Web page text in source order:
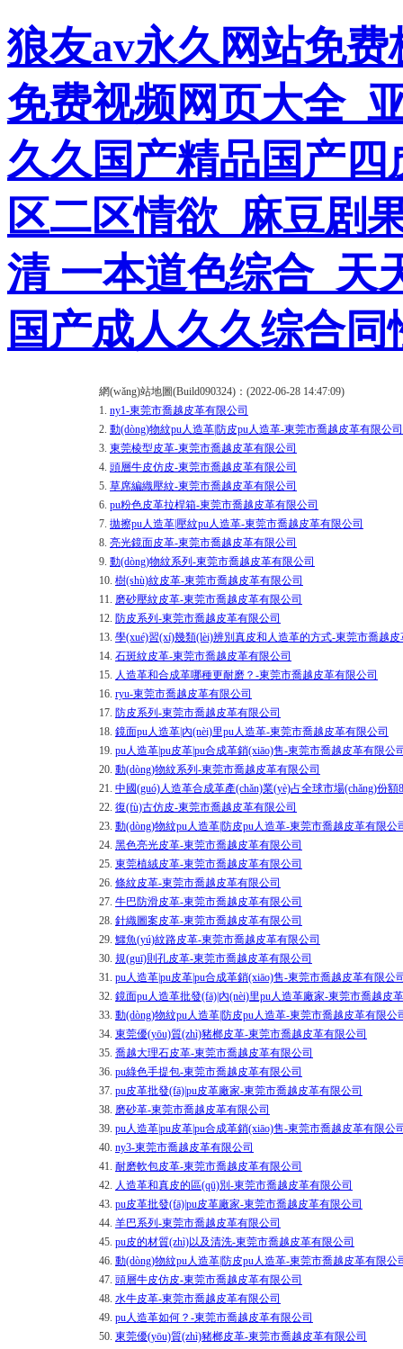
狼友av永久网站免
免费视频网页大全_
久久国产精品国产
区二区情欲_麻豆剧
清 一本道色综合_天
国产成人久久综合
網(wǎng)站地圖(Build090324)：(2022-06-28 14:47:09)
1. ny1-東莞市喬越皮革有限公司
2. 動(dòng)物紋pu人造革|防皮pu人造革-東莞市喬越皮革有限公司
3. 東莞棱型皮革-東莞市喬越皮革有限公司
4. 頭層牛皮仿皮-東莞市喬越皮革有限公司
5. 草席編織壓紋-東莞市喬越皮革有限公司
6. pu粉色皮革拉桿箱-東莞市喬越皮革有限公司
7. 拋擦pu人造革|壓紋pu人造革-東莞市喬越皮革有限公司
8. 亮光鏡面皮革-東莞市喬越皮革有限公司
9. 動(dòng)物紋系列-東莞市喬越皮革有限公司
10. 樹(shù)紋皮革-東莞市喬越皮革有限公司
11. 磨砂壓紋皮革-東莞市喬越皮革有限公司
12. 防皮系列-東莞市喬越皮革有限公司
13. 學(xué)習(xí)幾類(lèi)辨別真皮和人造革的方式-東莞市喬越
14. 石斑紋皮革-東莞市喬越皮革有限公司
15. 人造革和合成革哪種更耐磨？-東莞市喬越皮革有限公司
16. ryu-東莞市喬越皮革有限公司
17. 防皮系列-東莞市喬越皮革有限公司
18. 鏡面pu人造革|內(nèi)里pu人造革-東莞市喬越皮革有限公司
19. pu人造革|pu皮革|pu合成革銷(xiāo)售-東莞市喬越皮革有限公
20. 動(dòng)物紋系列-東莞市喬越皮革有限公司
21. 中國(guó)人造革合成革產(chǎn)業(yè)占全球市場(chǎng)份
22. 復(fù)古仿皮-東莞市喬越皮革有限公司
23. 動(dòng)物紋pu人造革|防皮pu人造革-東莞市喬越皮革有限公
24. 黑色亮光皮革-東莞市喬越皮革有限公司
25. 東莞植絨皮革-東莞市喬越皮革有限公司
26. 條紋皮革-東莞市喬越皮革有限公司
27. 牛巴防滑皮革-東莞市喬越皮革有限公司
28. 針織圖案皮革-東莞市喬越皮革有限公司
29. 鱷魚(yú)紋路皮革-東莞市喬越皮革有限公司
30. 規(guī)則孔皮革-東莞市喬越皮革有限公司
31. pu人造革|pu皮革|pu合成革銷(xiāo)售-東莞市喬越皮革有限公
32. 鏡面pu人造革批發(fā)|內(nèi)里pu人造革廠家-東莞市喬越皮
33. 動(dòng)物紋pu人造革|防皮pu人造革-東莞市喬越皮革有限公
34. 東莞優(yōu)質(zhì)豬榔皮革-東莞市喬越皮革有限公司
35. 喬越大理石皮革-東莞市喬越皮革有限公司
36. pu綠色手提包-東莞市喬越皮革有限公司
37. pu皮革批發(fā)|pu皮革廠家-東莞市喬越皮革有限公司
38. 磨砂革-東莞市喬越皮革有限公司
39. pu人造革|pu皮革|pu合成革銷(xiāo)售-東莞市喬越皮革有限公
40. ny3-東莞市喬越皮革有限公司
41. 耐磨軟包皮革-東莞市喬越皮革有限公司
42. 人造革和真皮的區(qū)別-東莞市喬越皮革有限公司
43. pu皮革批發(fā)|pu皮革廠家-東莞市喬越皮革有限公司
44. 羊巴系列-東莞市喬越皮革有限公司
45. pu皮的材質(zhì)以及清洗-東莞市喬越皮革有限公司
46. 動(dòng)物紋pu人造革|防皮pu人造革-東莞市喬越皮革有限公
47. 頭層牛皮仿皮-東莞市喬越皮革有限公司
48. 水牛皮革-東莞市喬越皮革有限公司
49. pu人造革如何？-東莞市喬越皮革有限公司
50. 東莞優(yōu)質(zhì)豬榔皮革-東莞市喬越皮革有限公司